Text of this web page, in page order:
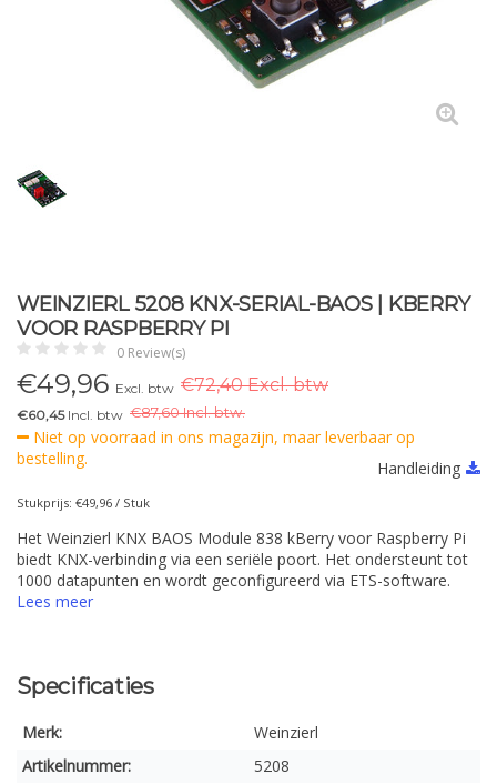
WEINZIERL 5208 KNX-SERIAL-BAOS | KBERRY
VOOR RASPBERRY PI
0 Review(s)
€49,96 Excl. btw €72,40 Excl. btw
€60,45Incl. btw €87,60 Incl. btw.
Niet op voorraad in ons magazijn, maar leverbaar op
bestelling.
Handleiding
Stukprijs: €49,96 / Stuk
Het Weinzierl KNX BAOS Module 838 kBerry voor Raspberry Pi
biedt KNX-verbinding via een seriële poort. Het ondersteunt tot
1000 datapunten en wordt geconfigureerd via ETS-software.
Lees meer
Specificaties
Merk:
Weinzierl
Artikelnummer:
5208